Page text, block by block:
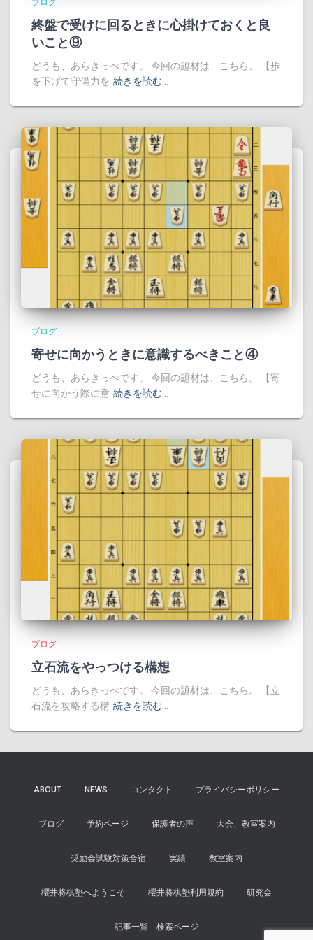
終盤で受けに回るときに心掛けておくと良
いこと⑨
どうも、あらきっぺです。 今回の題材は、こちら。 【歩
を下げて守備力を 続きを読む…
ブログ
寄せに向かうときに意識するべきこと④
どうも、あらきっぺです。 今回の題材は、こちら。 【寄
せに向かう際に意 続きを読む…
ブログ
立石流をやっつける構想
どうも、あらきっぺです。 今回の題材は、こちら。 【立
石流を攻略する構 続きを読む…
ABOUT NEWS コンタクト プライバシーポリシー
ブログ 予約ページ 保護者の声 大会、教室案内
奨励会試験対策合宿 実績 教室案内
櫻井将棋塾へようこそ 櫻井将棋塾利用規約 研究会
記事一覧 検索ページ